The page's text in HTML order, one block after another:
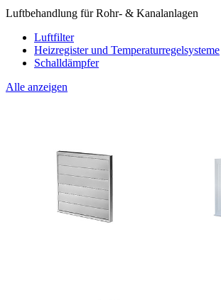
Luftbehandlung für Rohr- & Kanalanlagen
Luftfilter
Heizregister und Temperaturregelsysteme
Schalldämpfer
Alle anzeigen